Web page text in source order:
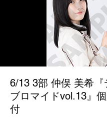
6/13 3部 仲俣 美希『
ブロマイドvol.13』
付